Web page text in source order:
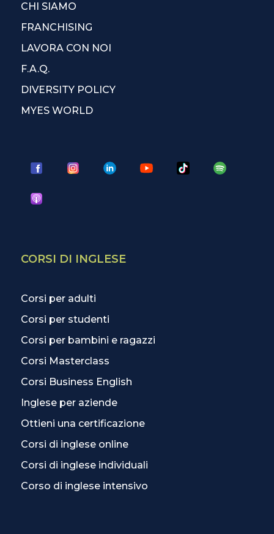
CHI SIAMO
FRANCHISING
LAVORA CON NOI
F.A.Q.
DIVERSITY POLICY
MYES WORLD
CORSI DI INGLESE
Corsi per adulti
Corsi per studenti
Corsi per bambini e ragazzi
Corsi Masterclass
Corsi Business English
Inglese per aziende
Ottieni una certificazione
Corsi di inglese online
Corsi di inglese individuali
Corso di inglese intensivo